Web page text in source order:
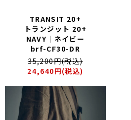
TRANSIT 20+
トランジット 20+
NAVY｜ネイビー
brf-CF30-DR
35,200円(税込)
24,640円(税込)